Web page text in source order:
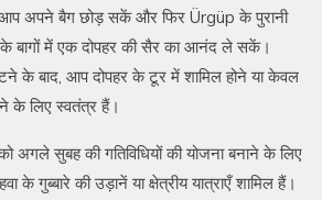
आप अपने बैग छोड़ सकें और फिर Ürgüp के पुरानी
बागों में एक दोपहर की सैर का आनंद ले सकें।
के बाद, आप दोपहर के टूर में शामिल होने या केवल
के लिए स्वतंत्र हैं।
अगले सुबह की गतिविधियों की योजना बनाने के लिए
के गुब्बारे की उड़ानें या क्षेत्रीय यात्राएँ शामिल हैं।